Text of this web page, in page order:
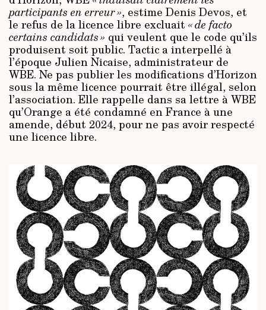
participants en erreur », estime Denis Devos, et
le refus de la licence libre excluait « de facto
certains candidats » qui veulent que le code qu’ils
produisent soit public. Tactic a interpellé à
l’époque Julien Nicaise, administrateur de
WBE. Ne pas publier les modifications d’Horizon
sous la même licence pourrait être illégal, selon
l’association. Elle rappelle dans sa lettre à WBE
qu’Orange a été condamné en France à une
amende, début 2024, pour ne pas avoir respecté
une licence libre.